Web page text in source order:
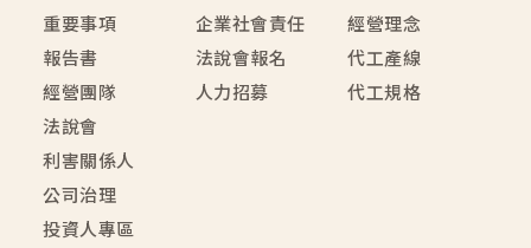
重要事項
報告書
經營團隊
法說會
利害關係人
公司治理
投資人專區
企業社會責任
法說會報名
人力招募
經營理念
代工產線
代工規格